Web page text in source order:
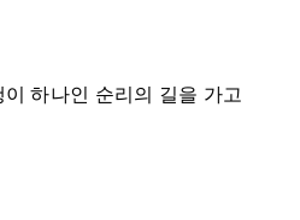
하나인 순리의 길을 가고